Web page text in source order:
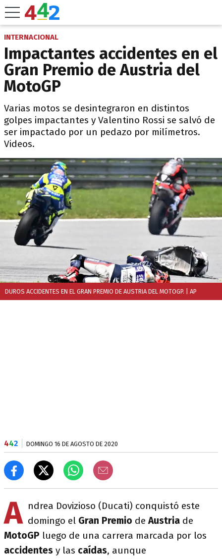
INTERNACIONAL
Impactantes accidentes en el
Gran Premio de Austria del
MotoGP
Varias motos se desintegraron en distintos
golpes impactantes y Valentino Rossi se salvó de
ser impactado por un pedazo por milímetros.
Videos.
DUROS ACCIDENTES EN EL GRAN PREMIO DE AUSTRIA DEL MOTOGP. | AP
442 DOMINGO 16 DE AGOSTO DE 2020
A ndrea Dovizioso (Ducati) conquistó este
domingo el Gran Premio deAustria de
MotoGP luego de una carrera marcada por los
accidentes y las caídas, aunque